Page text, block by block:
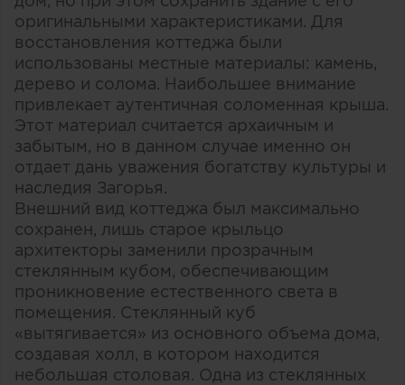
оригинальными характеристиками. Для
восстановления коттеджа были
использованы местные материалы: камень,
дерево и солома. Наибольшее внимание
привлекает аутентичная соломенная крыша.
Этот материал считается архаичным и
забытым, но в данном случае именно он
отдает дань уважения богатству культуры и
наследия Загорья.
Внешний вид коттеджа был максимально
сохранен, лишь старое крыльцо
архитекторы заменили прозрачным
стеклянным кубом, обеспечивающим
проникновение естественного света в
помещения. Стеклянный куб
«вытягивается» из основного объема дома,
создавая холл, в котором находится
небольшая столовая. Одна из стеклянных